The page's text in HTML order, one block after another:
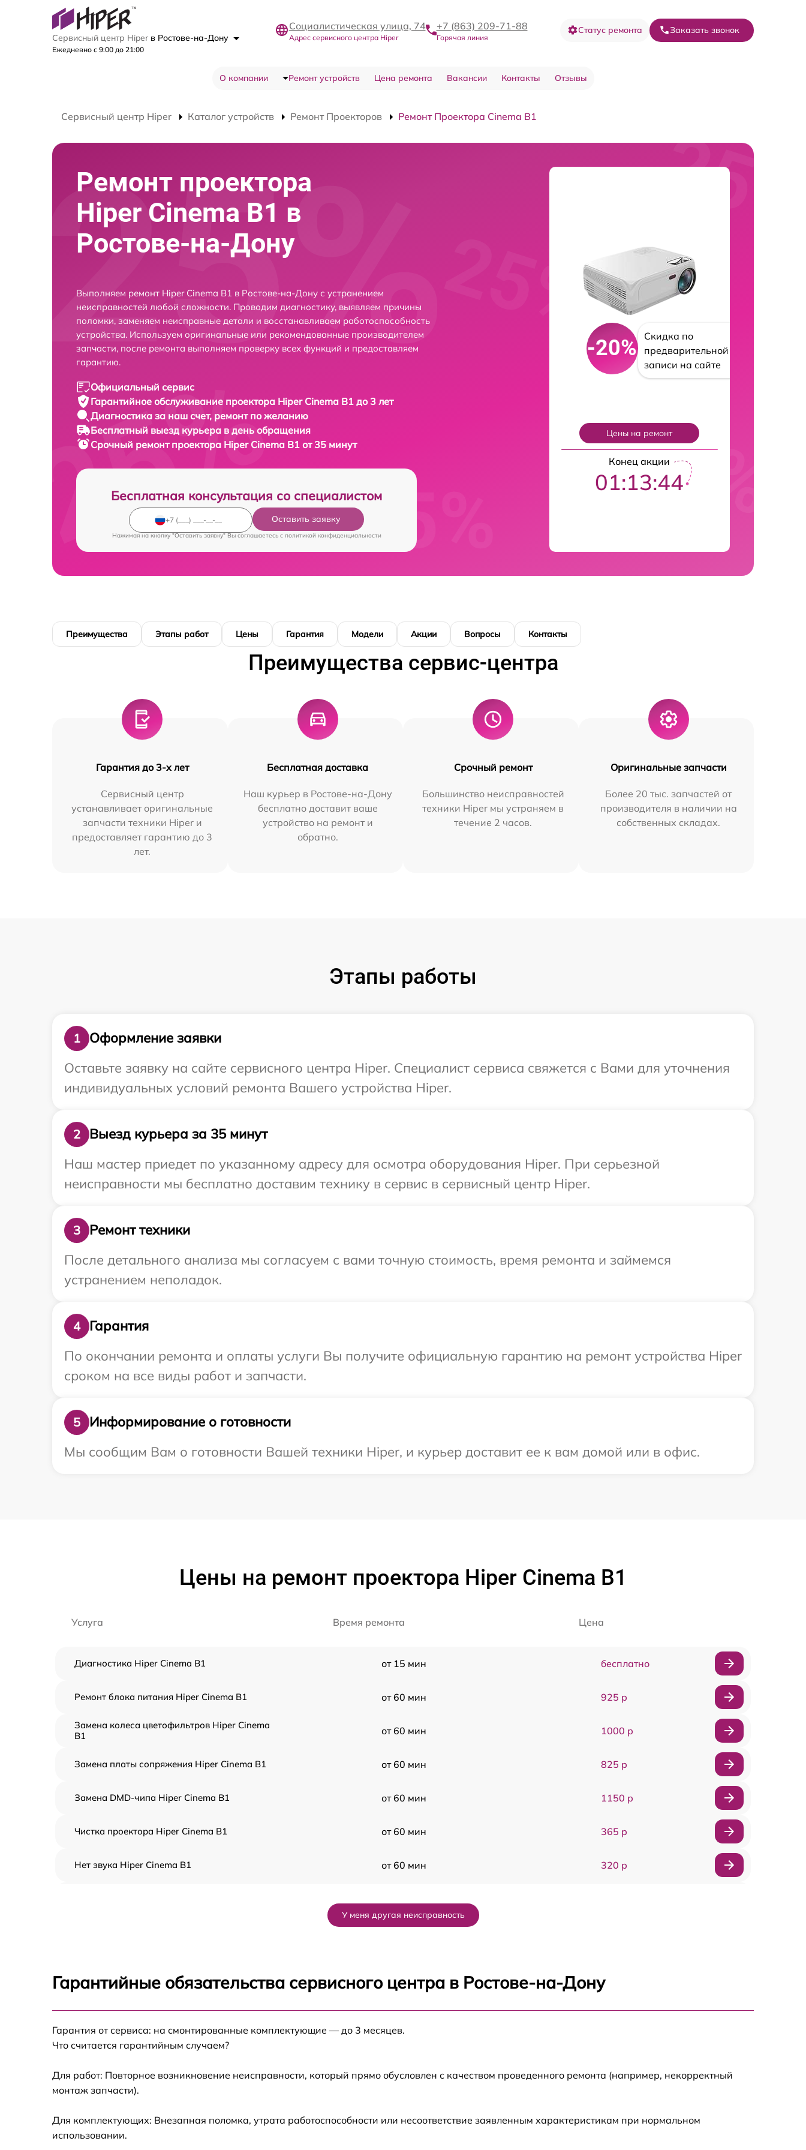
Сервисный центр Hiper в Ростове-на-Дону
Ежедневно с 9:00 до 21:00
Социалистическая улица, 74
Адрес сервисного центра Hiper
+7 (863) 209-71-88
Горячая линия
Статус ремонта Заказать звонок
О компании Ремонт устройств Цена ремонта Вакансии Контакты Отзывы
Сервисный центр Hiper Каталог устройств Ремонт Проекторов Ремонт Проектора Cinema B1
Ремонт проектора
Hiper Cinema B1 в
Ростове-на-Дону
Выполняем ремонт Hiper Cinema B1 в Ростове-на-Дону с устранением
неисправностей любой сложности. Проводим диагностику, выявляем причины
поломки, заменяем неисправные детали и восстанавливаем работоспособность
устройства. Используем оригинальные или рекомендованные производителем
запчасти, после ремонта выполняем проверку всех функций и предоставляем
гарантию.
Официальный сервис
Гарантийное обслуживание проектора Hiper Cinema B1 до 3 лет
Диагностика за наш счет, ремонт по желанию
Бесплатный выезд курьера в день обращения
Срочный ремонт проектора Hiper Cinema B1 от 35 минут
Бесплатная консультация со специалистом
Оставить заявку
Нажимая на кнопку "Оставить заявку" Вы соглашаетесь c политикой конфиденциальности
-20%
Скидка по
предварительной
записи на сайте
Цены на ремонт
Конец акции
01:13:43
Преимущества Этапы работ Цены Гарантия Модели Акции Вопросы Контакты
Преимущества сервис-центра
Гарантия до 3-х лет
Сервисный центр
устанавливает оригинальные
запчасти техники Hiper и
предоставляет гарантию до 3
лет.
Бесплатная доставка
Наш курьер в Ростове-на-Дону
бесплатно доставит ваше
устройство на ремонт и
обратно.
Срочный ремонт
Большинство неисправностей
техники Hiper мы устраняем в
течение 2 часов.
Оригинальные запчасти
Более 20 тыс. запчастей от
производителя в наличии на
собственных складах.
Этапы работы
1
Оформление заявки
Оставьте заявку на сайте сервисного центра Hiper. Специалист сервиса свяжется с Вами для уточнения
индивидуальных условий ремонта Вашего устройства Hiper.
2
Выезд курьера за 35 минут
Наш мастер приедет по указанному адресу для осмотра оборудования Hiper. При серьезной
неисправности мы бесплатно доставим технику в сервис в сервисный центр Hiper.
3
Ремонт техники
После детального анализа мы согласуем с вами точную стоимость, время ремонта и займемся
устранением неполадок.
4
Гарантия
По окончании ремонта и оплаты услуги Вы получите официальную гарантию на ремонт устройства Hiper
сроком на все виды работ и запчасти.
5
Информирование о готовности
Мы сообщим Вам о готовности Вашей техники Hiper, и курьер доставит ее к вам домой или в офис.
Цены на ремонт проектора Hiper Cinema B1
Услуга Время ремонта Цена
Диагностика Hiper Cinema B1 от 15 мин бесплатно
Ремонт блока питания Hiper Cinema B1 от 60 мин 925 р
Замена колеса цветофильтров Hiper Cinema
B1
от 60 мин 1000 р
Замена платы сопряжения Hiper Cinema B1 от 60 мин 825 р
Замена DMD-чипа Hiper Cinema B1 от 60 мин 1150 р
Чистка проектора Hiper Cinema B1 от 60 мин 365 р
Нет звука Hiper Cinema B1 от 60 мин 320 р
Ремонт системы охлаждения Hiper Cinema
от 60 мин
Замена системы накаливания Hiper Cinema
У меня другая неисправность
Гарантийные обязательства сервисного центра в Ростове-на-Дону
Гарантия от сервиса: на смонтированные комплектующие — до 3 месяцев.
Что считается гарантийным случаем?
Для работ: Повторное возникновение неисправности, который прямо обусловлен с качеством проведенного ремонта (например, некорректный
монтаж запчасти).
Для комплектующих: Внезапная поломка, утрата работоспособности или несоответствие заявленным характеристикам при нормальном
использовании.